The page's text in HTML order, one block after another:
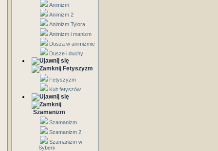
Animizm
Animizm 2
Animizm Tylora
Animizm i manizm
Dusza w animizmie
Dusze i duchy
Fetyszyzm
Fetyszyzm
Kult fetyszów
Szamanizm
Szamanizm
Szamanizm 2
Szamanizm w
Syberii